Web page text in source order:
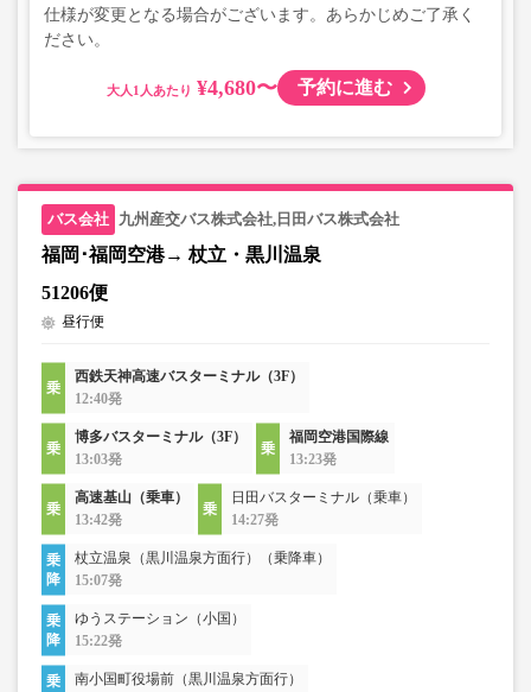
仕様が変更となる場合がございます。あらかじめご了承く
ださい。
大人 ¥4,680〜 予約に進む
九州産交バス株式会社,日田バス株式会社
福岡･福岡空港→ 杖立・黒川温泉
51206便
昼行便
西鉄天神高速バスターミナル（3F）
12:40発
博多バスターミナル（3F）
13:03発
福岡空港国際線
13:23発
高速基山（乗車）
13:42発
日田バスターミナル（乗車）
14:27発
杖立温泉（黒川温泉方面行）（乗降車）
15:07発
ゆうステーション（小国）
15:22発
南小国町役場前（黒川温泉方面行）